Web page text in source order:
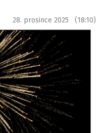
28. prosince 2025 (18:10)